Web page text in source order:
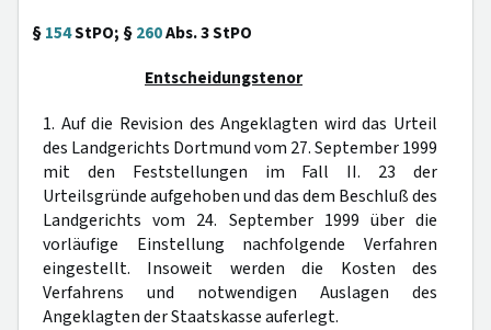
§154StPO; §260Abs. 3 StPO
Entscheidungstenor
1. Auf die Revision des Angeklagten wird das Urteil
des Landgerichts Dortmund vom 27. September 1999
mit den Feststellungen im Fall II. 23 der
Urteilsgründe aufgehoben und das dem Beschluß des
Landgerichts vom 24. September 1999 über die
vorläufige Einstellung nachfolgende Verfahren
eingestellt. Insoweit werden die Kosten des
Verfahrens und notwendigen Auslagen des
Angeklagten der Staatskasse auferlegt.